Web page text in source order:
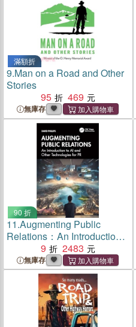
滿額折
9.Man on a Road and Other
Stories
95
469
無庫存
90 折
11.Augmenting Public
Relations：An Introduction
to AI and Other
Technologies for PR
9 2483
無庫存